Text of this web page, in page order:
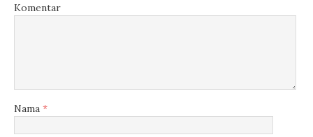
Komentar
Nama *